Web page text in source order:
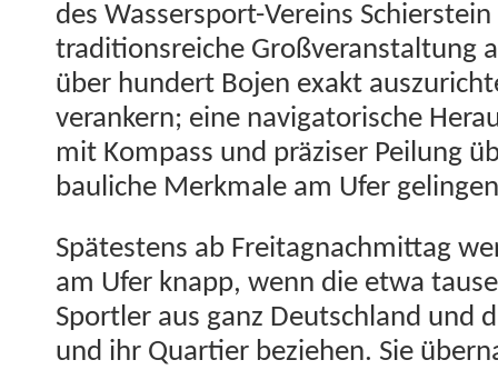
des Wasser­sport-Vere­ins
tra­di­tion­sre­iche Großver­anstal­tung
über hun­dert Bojen exakt
ver­ankern; eine nav­i­ga­torische
mit Kom­pass und präzis­er Peilung
bauliche Merk­male am Ufer
Spätestens ab Fre­ita­gnach­mit­tag
am Ufer knapp, wenn die etwa
Sportler aus ganz Deutsch­land und
und ihr Quarti­er beziehen. Sie